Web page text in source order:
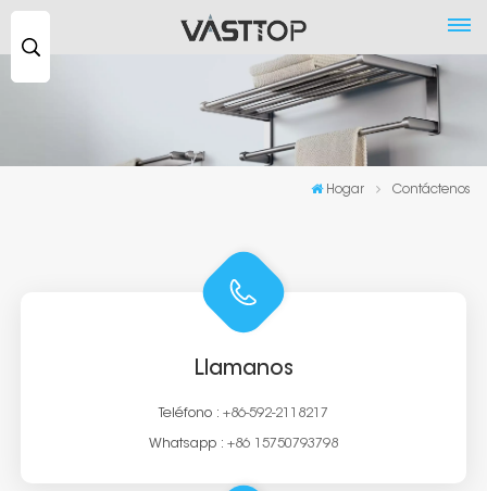
Hogar Contáctenos
Llamanos
Teléfono : +86-592-2118217
Whatsapp : +86 15750793798